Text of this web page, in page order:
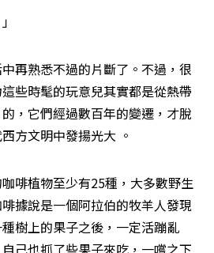
再熟悉不過的片斷了。不過，很
些時髦的玩意兒其實都是從熱帶
，它們經過數百年的變遷，才脫
方文明中發揚光大 。
啡植物至少有25種，大多數野生
據說是一個阿拉伯的牧羊人發現
樹上的果子之後，一定活蹦亂
己也抓了些果子來吃，一嚐之下